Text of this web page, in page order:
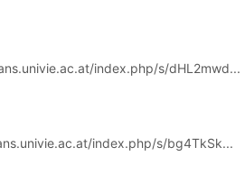
index.php/s/dHL2mwd...
index.php/s/bg4TkSk...